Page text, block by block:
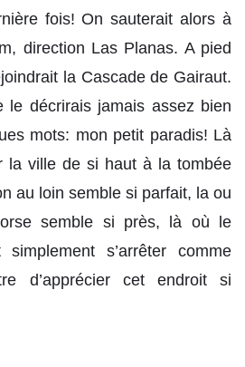
fois! On sauterait alors à
direction Las Planas. A pied
la Cascade de Gairaut.
le décrirais jamais assez bien
mots: mon petit paradis! Là
la ville de si haut à la tombée
au loin semble si parfait, la ou
semble si près, là où le
s’arrêter comme
d’apprécier cet endroit si